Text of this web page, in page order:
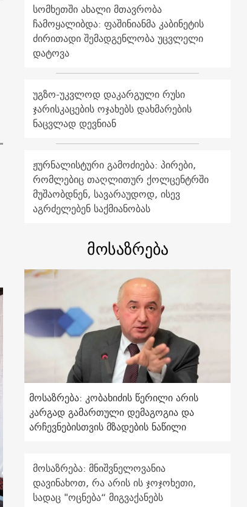
სომხეთში ახალი მთავრობა
ჩამოყალიბდა: ფაშინიანმა კაბინეტის
ძირითადი შემადგენლობა უცვლელი
დატოვა
უგზო-უკვლოდ დაკარგული რუსი
ჯარისკაცების ოჯახებს დახმარების
ნაცვლად დევნიან
ჟურნალისტური გამოძიება: პირები,
რომლებიც თაღლითურ ქოლცენტრში
მუშაობდნენ, სავარაუდოდ, ისევ
აგრძელებენ საქმიანობას
მოსაზრება
მოსაზრება: კობახიძის წერილი არის
კარგად გამართული დემაგოგია და
არჩევნებისთვის მზადების ნაწილი
მოსაზრება: მნიშვნელოვანია
დავინახოთ, რა არის ის ჯოჯოხეთი,
სადაც "ოცნება“ მიგვაქანებს